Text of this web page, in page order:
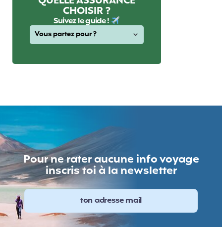
CHOISIR ?
Suivez le guide !
Pour ne rater aucune info voyage
inscris toi à la newsletter